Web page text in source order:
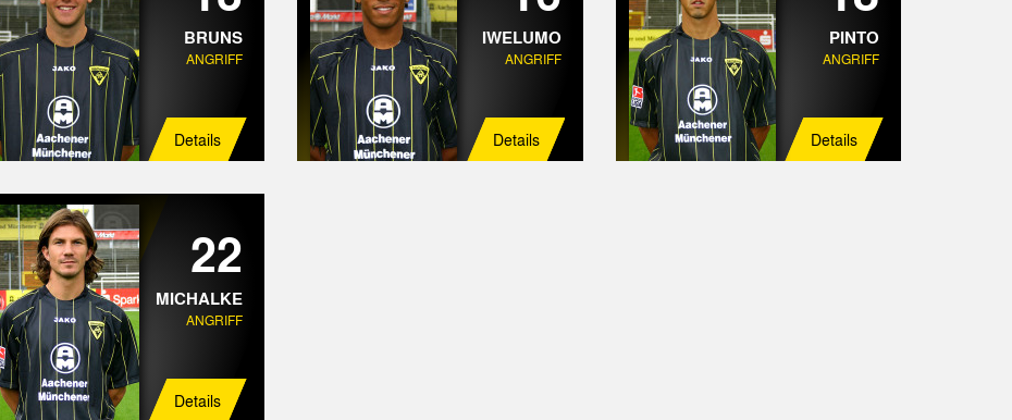
BRUNS
ANGRIFF
Details
IWELUMO
ANGRIFF
Details
PINTO
ANGRIFF
Details
22
MICHALKE
ANGRIFF
Details